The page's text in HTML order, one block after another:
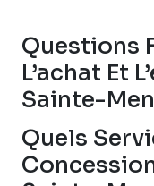
Questions
L’achat Et
Sainte-
Quels